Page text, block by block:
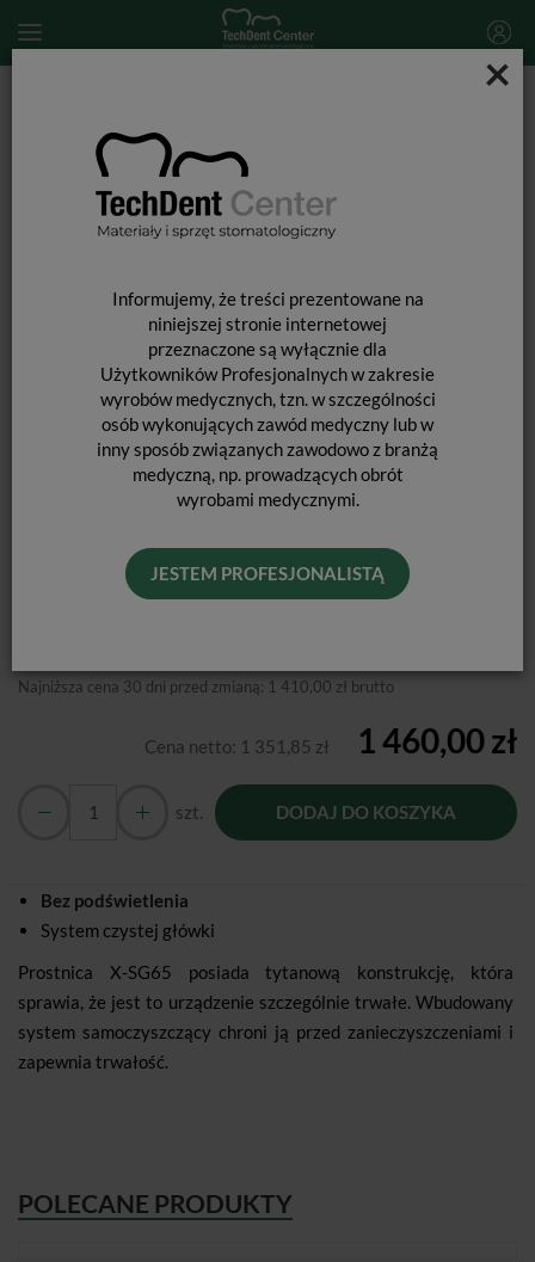
×
Informujemy, że treści prezentowane na
niniejszej stronie internetowej
przeznaczone są wyłącznie dla
Użytkowników Profesjonalnych w zakresie
wyrobów medycznych, tzn. w szczególności
osób wykonujących zawód medyczny lub w
inny sposób związanych zawodowo z branżą
medyczną, np. prowadzących obrót
wyrobami medycznymi.
JESTEM PROFESJONALISTĄ
Prostnica chirurgiczna 1:1 Ti-Max X-SG65
PROSTNICA CHIRURGICZNA 1:1 TI-
MAX X-SG65
NSK
Najniższa cena 30 dni przed zmianą: 1 410,00 zł brutto
Cena netto: 1 351,85 zł 1 460,00 zł
szt. DODAJ DO KOSZYKA
Bez podświetlenia
System czystej główki
Prostnica X-SG65 posiada tytanową konstrukcję, która
sprawia, że jest to urządzenie szczególnie trwałe. Wbudowany
system samoczyszczący chroni ją przed zanieczyszczeniami i
zapewnia trwałość.
POLECANE PRODUKTY